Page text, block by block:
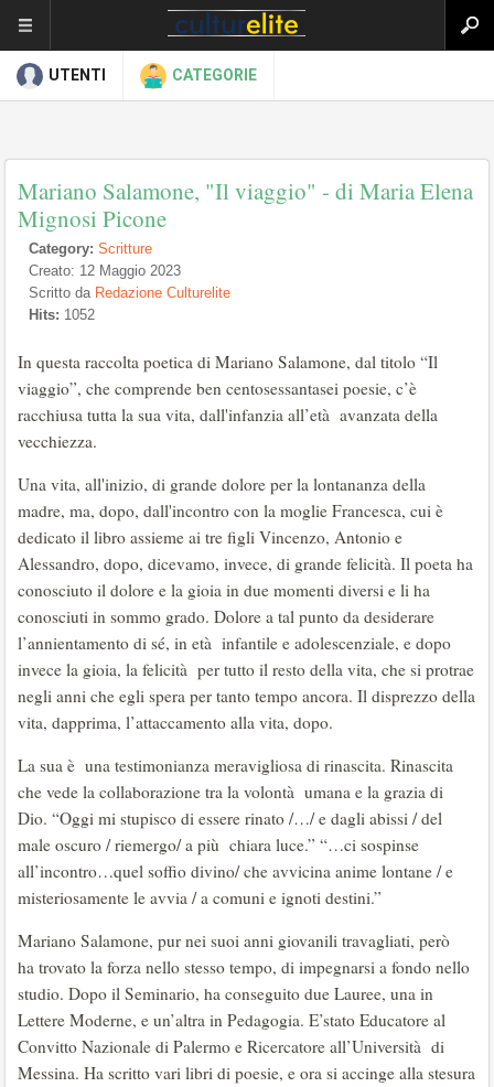
UTENTI CATEGORIE
Mariano Salamone, "Il viaggio" - di Maria Elena
Mignosi Picone
Category: Scritture
Creato: 12 Maggio 2023
Scritto da Redazione Culturelite
Hits: 1052
In questa raccolta poetica di Mariano Salamone, dal titolo “Il
viaggio”, che comprende ben centosessantasei poesie, c’è
racchiusa tutta la sua vita, dall'infanzia all’età avanzata della
vecchiezza.
Una vita, all'inizio, di grande dolore per la lontananza della
madre, ma, dopo, dall'incontro con la moglie Francesca, cui è
dedicato il libro assieme ai tre figli Vincenzo, Antonio e
Alessandro, dopo, dicevamo, invece, di grande felicità. Il poeta ha
conosciuto il dolore e la gioia in due momenti diversi e li ha
conosciuti in sommo grado. Dolore a tal punto da desiderare
l’annientamento di sé, in età infantile e adolescenziale, e dopo
invece la gioia, la felicità per tutto il resto della vita, che si protrae
negli anni che egli spera per tanto tempo ancora. Il disprezzo della
vita, dapprima, l’attaccamento alla vita, dopo.
La sua è una testimonianza meravigliosa di rinascita. Rinascita
che vede la collaborazione tra la volontà umana e la grazia di
Dio. “Oggi mi stupisco di essere rinato /…/ e dagli abissi / del
male oscuro / riemergo/ a più chiara luce.” “…ci sospinse
all’incontro…quel soffio divino/ che avvicina anime lontane / e
misteriosamente le avvia / a comuni e ignoti destini.”
Mariano Salamone, pur nei suoi anni giovanili travagliati, però
ha trovato la forza nello stesso tempo, di impegnarsi a fondo nello
studio. Dopo il Seminario, ha conseguito due Lauree, una in
Lettere Moderne, e un’altra in Pedagogia. E’stato Educatore al
Convitto Nazionale di Palermo e Ricercatore all’Università di
Messina. Ha scritto vari libri di poesie, e ora si accinge alla stesura